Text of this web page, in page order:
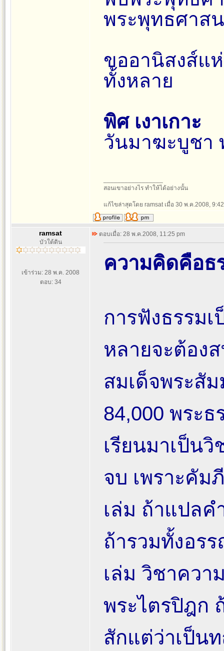
พระพุทธศาส
ขออานิสงส์แ
ทั้งหลาย
พิศ เงาเกาะ
วันมาฆะบูชา
สอนเขาอย่างไร ทำให้ได้อย่างนั้น
แก้ไขล่าสุดโดย ramsat เมื่อ 30 พ.ค.2008,
ramsat
บัวใต้ดิน
เข้าร่วม: 28 พ.ค. 2008
ตอบ: 34
ตอบเมื่อ: 28 พ.ค.2008, 11:25 pm
ความคิดคือธ
การฟังธรรมเ
หลายจะต้อง
สมเด็จพระสั
84,000 พระธ
เรียนมาเป็น
จบ เพราะคัม
เล่ม ถ้าแปลค
ถ้ารวมทั้งอร
เล่ม วิชาควา
พระไตรปิฎก
สักแต่ว่าเป็น